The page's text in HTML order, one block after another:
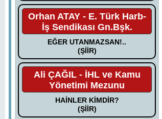
Orhan ATAY - E. Türk Harb-
İş Sendikası Gn.Bşk.
EĞER UTANMAZSAN!..
(ŞİİR)
Ali ÇAĞIL - İHL ve Kamu
Yönetimi Mezunu
HAİNLER KİMDİR?
(ŞİİR)